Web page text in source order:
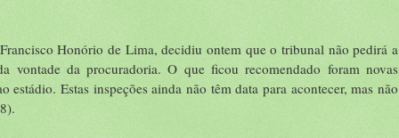
Honório de Lima, decidiu ontem que o tribunal não pedirá a
vontade da procuradoria. O que ficou recomendado foram novas
Estas inspeções ainda não têm data para acontecer, mas não